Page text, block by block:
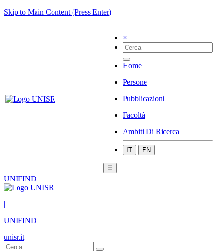
Skip to Main Content (Press Enter)
×
Home
Persone
Pubblicazioni
Facoltà
Ambiti Di Ricerca
IT EN
☰
UNIFIND
|
UNIFIND
unisr.it